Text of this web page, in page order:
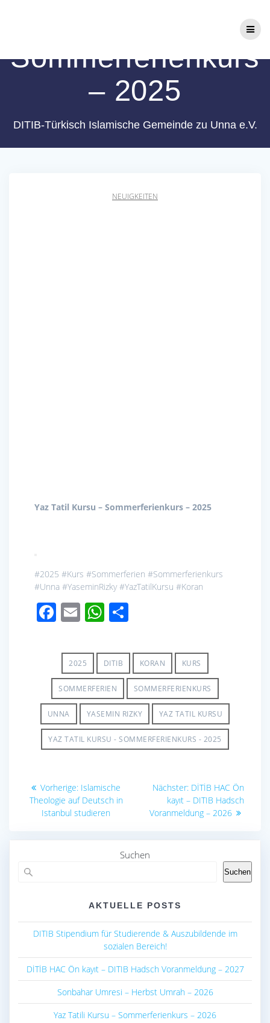
Yaz Tatil Kursu –
Sommerferienkurs
– 2025
DITIB-Türkisch Islamische Gemeinde zu Unna e.V.
NEUIGKEITEN
Yaz Tatil Kursu – Sommerferienkurs – 2025
2025
#2025 #Kurs #Sommerferien #Sommerferienkurs
#Unna #YaseminRizky #YazTatilKursu #Koran
F
e
b
o
o
k
E
ail
W
at
s
A
p
p
ar
e
2025 DITIB KORAN KURS
SOMMERFERIEN SOMMERFERIENKURS
UNNA YASEMIN RIZKY YAZ TATIL KURSU
YAZ TATIL KURSU - SOMMERFERIENKURS - 2025
Beitragsnavigation
Vorherige: Vorheriger
Beitrag:
Islamische
Theologie auf Deutsch in
Istanbul studieren
Nächster: Nächster
Beitrag:
DİTİB HAC Ön
kayıt – DITIB Hadsch
Voranmeldung – 2026
Suchen
Suchen
AKTUELLE POSTS
DITIB Stipendium für Studierende & Auszubildende im
sozialen Bereich!
DİTİB HAC Ön kayıt – DITIB Hadsch Voranmeldung – 2027
Sonbahar Umresi – Herbst Umrah – 2026
Yaz Tatili Kursu – Sommerferienkurs – 2026